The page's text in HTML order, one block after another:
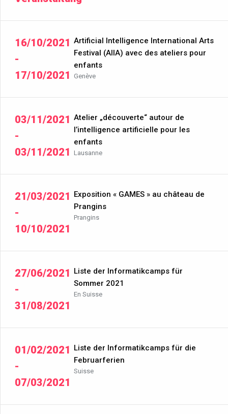
16/10/2021
-
17/10/2021
Artificial Intelligence International Arts
Festival (AIIA) avec des ateliers pour
enfants
Genève
03/11/2021
-
03/11/2021
Atelier „découverte“ autour de
l’intelligence artificielle pour les
enfants
Lausanne
21/03/2021
-
10/10/2021
Exposition « GAMES » au château de
Prangins
Prangins
27/06/2021
-
31/08/2021
Liste der Informatikcamps für
Sommer 2021
En Suisse
01/02/2021
-
07/03/2021
Liste der Informatikcamps für die
Februarferien
Suisse